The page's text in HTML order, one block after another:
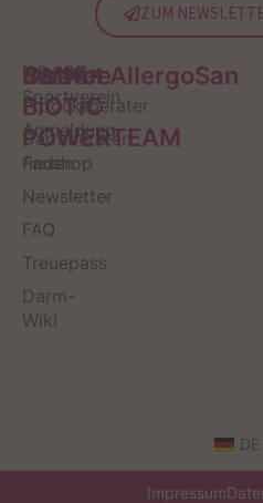
ZUM
Service
Kontakt
Produktberater
Darmberater
finden
Newsletter
FAQ
Treuepass
Darm-
Wiki
OMNi-
BiOTiC
POWERTEAM
Infos zum
Sportverein
Anmeldung
Fanshop
Institut AllergoSan
DE
Impressum